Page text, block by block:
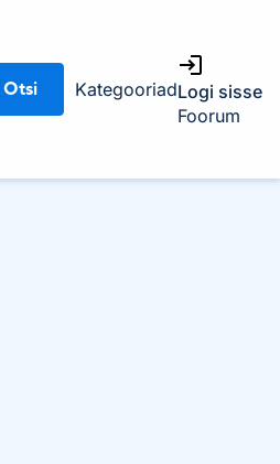
Otsi KategooriadLogi sisse
Foorum